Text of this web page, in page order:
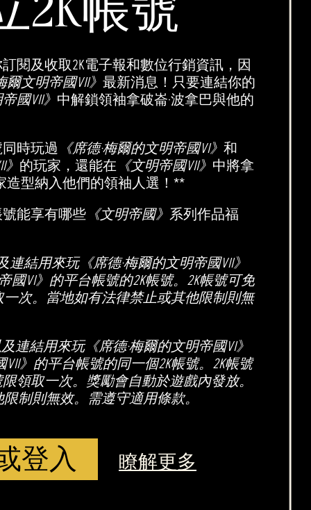
閱及收取2K電子報和數位行銷資訊，因
爾文明帝國VII》 最新消息！只要連結你的
國VII》 中解鎖領袖拿破崙·波拿巴與他的
時玩過 《席德·梅爾的文明帝國VI》 和
的玩家，還能在 《文明帝國VII》 中將拿
造型納入他們的領袖人選！**
能享有哪些 《文明帝國》 系列作品福
結用來玩《席德·梅爾的文明帝國VII》
國VI》的平台帳號的2K帳號。2K帳號可免
次。當地如有法律禁止或其他限制則無
連結用來玩《席德·梅爾的文明帝國VI》
》的平台帳號的同一個2K帳號。2K帳號
領取一次。獎勵會自動於遊戲內發放。
制則無效。需遵守適用條款。
登入 瞭解更多